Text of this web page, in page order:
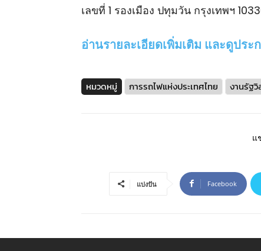
เลขที่ 1 รองเมือง ปทุมวัน กรุงเทพฯ
อ่านรายละเอียดเพิ่มเติม และดูปร
หมวดหมู่ การรถไฟแห่งประเทศไทย งานรัฐ
แ
แบ่งปัน Facebook